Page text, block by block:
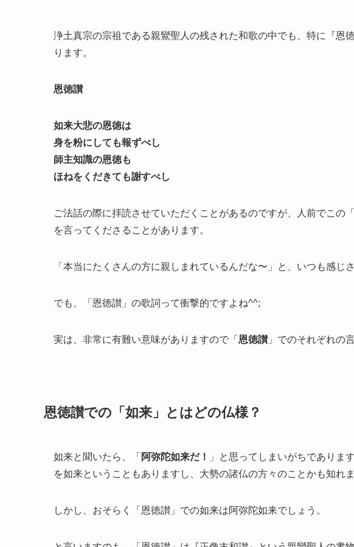
浄土真宗の宗祖である親鸞聖人の残された和歌の中でも、特に『恩
ります。
恩徳讃
如来大悲の恩徳は
身を粉にしても報ずべし
師主知識の恩徳も
ほねをくだきても謝すべし
ご法話の際に拝読させていただくことがあるのですが、人前でこの
を言ってくださることがあります。
「本当にたくさんの方に親しまれているんだな〜」と、いつも感じ
でも、「恩徳讃」の歌詞って衝撃的ですよね^^;
実は、非常に有難い意味がありますので「 恩徳讃」でのそれぞれの
恩徳讃での「如来」とはどの仏様？
如来と聞いたら、「 阿弥陀如来だ！
」と思ってしまいがちでありま
を如来ということもありますし、大勢の諸仏の方々のことかも知れま
しかし、おそらく「恩徳讃」での如来は阿弥陀如来でしょう。